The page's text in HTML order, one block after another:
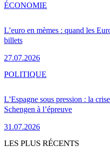
L’euro en mèmes : quand les
billets
27.07.2026
ÉCONOMIE
L’Espagne sous pression : la
Schengen à l’épreuve
31.07.2026
POLITIQUE
LES PLUS RÉCENTS